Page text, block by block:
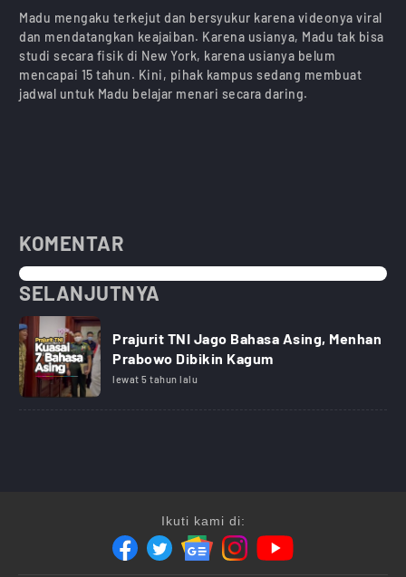
Madu mengaku terkejut dan bersyukur karena videonya viral
dan mendatangkan keajaiban. Karena usianya, Madu tak bisa
studi secara fisik di New York, karena usianya belum
mencapai 15 tahun. Kini, pihak kampus sedang membuat
jadwal untuk Madu belajar menari secara daring.
KOMENTAR
SELANJUTNYA
Prajurit TNI Jago Bahasa Asing, Menhan
Prabowo Dibikin Kagum
lewat 5 tahun lalu
Ikuti kami di: